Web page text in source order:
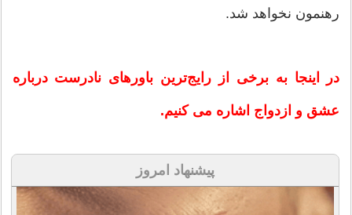
رهنمون نخواهد شد.
در اینجا به برخی از رایج‌ترین باورهای نادرست درباره
عشق و ازدواج اشاره ‌می کنیم.
پیشنهاد امروز